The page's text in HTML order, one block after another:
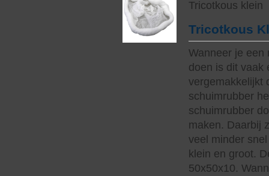
Tricotkous klein
Tricotkous
Wanneer je een
doen is dit vaak
vergemakkelijkt
schuimrubber
schuimrubber
maken. Daarbij
veel minder
klein en groot.
50x50x10.